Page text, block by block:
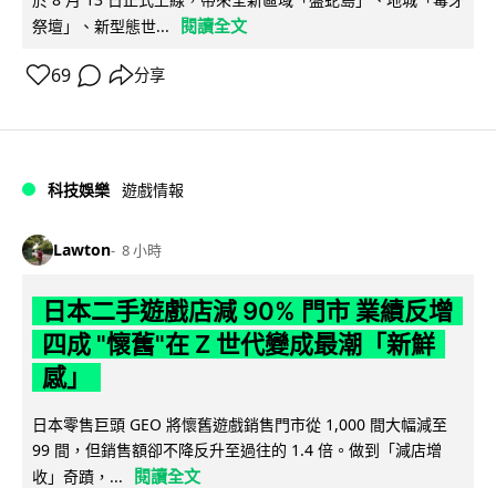
祭壇」、新型態世...
閱讀全文
69 分享
科技娛樂 遊戲情報
Lawton 8 小時
日本二手遊戲店減 90% 門市 業績反增
四成 "懷舊"在 Z 世代變成最潮「新鮮
感」
日本零售巨頭 GEO 將懷舊遊戲銷售門市從 1,000 間大幅減至
99 間，但銷售額卻不降反升至過往的 1.4 倍。做到「減店增
收」奇蹟，...
閱讀全文